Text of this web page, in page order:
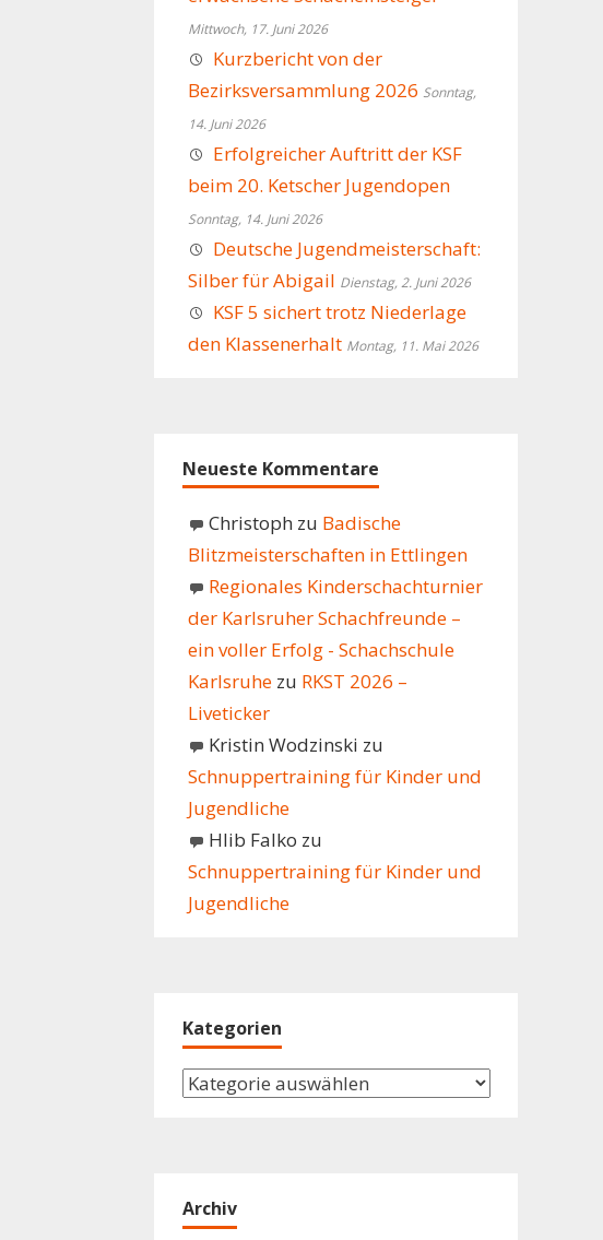
Mittwoch, 17. Juni 2026
Kurzbericht von der
Bezirksversammlung 2026 Sonntag,
14. Juni 2026
Erfolgreicher Auftritt der KSF
beim 20. Ketscher Jugendopen
Sonntag, 14. Juni 2026
Deutsche Jugendmeisterschaft:
Silber für Abigail Dienstag, 2. Juni 2026
KSF 5 sichert trotz Niederlage
den Klassenerhalt Montag, 11. Mai 2026
Neueste Kommentare
Christoph zu Badische
Blitzmeisterschaften in Ettlingen
Regionales Kinderschachturnier
der Karlsruher Schachfreunde –
ein voller Erfolg - Schachschule
Karlsruhezu RKST 2026 –
Liveticker
Kristin Wodzinski zu
Schnuppertraining für Kinder und
Jugendliche
Hlib Falko zu
Schnuppertraining für Kinder und
Jugendliche
Kategorien
Kategorien
Archiv